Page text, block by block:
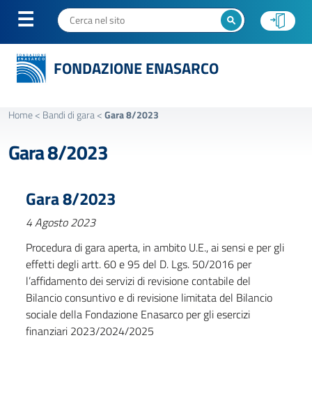
FONDAZIONE ENASARCO
Home< Bandi di gara<Gara 8/2023
Gara 8/2023
Gara 8/2023
4 Agosto 2023
Procedura di gara aperta, in ambito U.E., ai sensi e per gli
effetti degli artt. 60 e 95 del D. Lgs. 50/2016 per
l’affidamento dei servizi di revisione contabile del
Bilancio consuntivo e di revisione limitata del Bilancio
sociale della Fondazione Enasarco per gli esercizi
finanziari 2023/2024/2025